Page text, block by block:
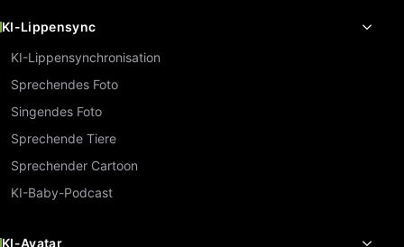
KI-Lippensync
KI-Lippensynchronisation
Sprechendes Foto
Singendes Foto
Sprechende Tiere
Sprechender Cartoon
KI-Baby-Podcast
KI-Avatar